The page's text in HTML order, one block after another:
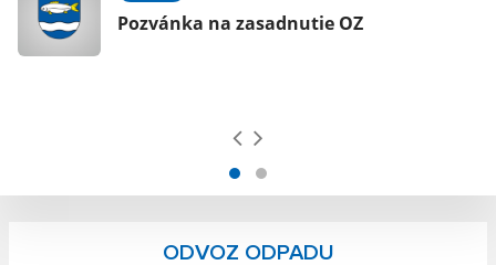
Pozvánka na zasadnutie OZ
ODVOZ ODPADU